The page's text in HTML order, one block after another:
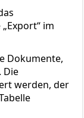
im
Dokumente,
Die
werden, der